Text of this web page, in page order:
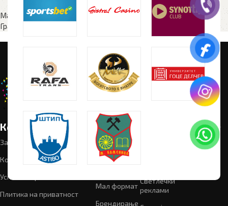
Мал формат ,Визит карти
,
Графички дизајн
Корисни линкови
За нас
Контакт
Успешни проекти
Плитика на приватност
Категории
Графички
дизајн
Мал формат
Брендирање
Светлечки
реклами
Следете
не: